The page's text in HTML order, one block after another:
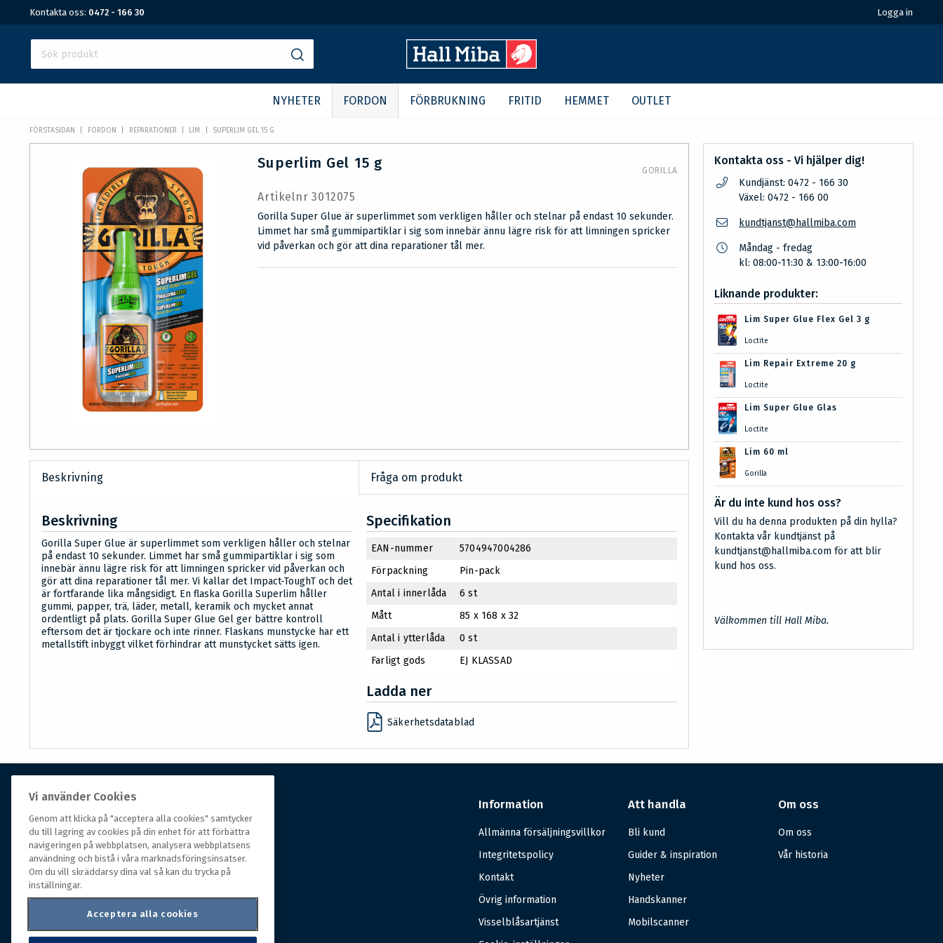
Kontakta oss: 0472 - 166 30 Logga in
NYHETER FORDON FÖRBRUKNING FRITID HEMMET OUTLET
FÖRSTASIDAN FORDON REPARATIONER LIM SUPERLIM GEL 15 G
Superlim Gel 15 g GORILLA
Artikelnr 3012075
Gorilla Super Glue är superlimmet som verkligen håller och stelnar på endast 10 sekunder.
Limmet har små gummipartiklar i sig som innebär ännu lägre risk för att limningen spricker
vid påverkan och gör att dina reparationer tål mer.
Beskrivning Fråga om produkt
Beskrivning
Gorilla Super Glue är superlimmet som verkligen håller och stelnar
på endast 10 sekunder. Limmet har små gummipartiklar i sig som
innebär ännu lägre risk för att limningen spricker vid påverkan och
gör att dina reparationer tål mer. Vi kallar det Impact-ToughT och det
är fortfarande lika mångsidigt. En flaska Gorilla Superlim håller
gummi, papper, trä, läder, metall, keramik och mycket annat
ordentligt på plats. Gorilla Super Glue Gel ger bättre kontroll
eftersom det är tjockare och inte rinner. Flaskans munstycke har ett
metallstift inbyggt vilket förhindrar att munstycket sätts igen.
Specifikation
EAN-nummer
5704947004286
Förpackning
Pin-pack
Antal i innerlåda
6 st
Mått
85 x 168 x 32
Antal i ytterlåda
0 st
Farligt gods
EJ KLASSAD
Ladda ner
Säkerhetsdatablad
Kontakta oss - Vi hjälper dig!
Kundjänst: 0472 - 166 30
Växel: 0472 - 166 00
kundtjanst@hallmiba.com
Måndag - fredag
kl: 08:00-11:30 & 13:00-16:00
Liknande produkter:
Lim Super Glue Flex Gel 3 g
Loctite
Lim Repair Extreme 20 g
Loctite
Lim Super Glue Glas
Loctite
Lim 60 ml
Gorilla
Är du inte kund hos oss?
Vill du ha denna produkten på din hylla?
Kontakta vår kundtjänst på
kundtjanst@hallmiba.com för att blir
kund hos oss.
Välkommen till Hall Miba.
Om Hall Miba
Hall Miba är grossisten som funnits på marknaden i
över 150 år. Från huvudkontoret i småländska Växjö
styrs hela organisationen, som erbjuder prisvärda
produkter till kunder i rörelse.
Information
Allmänna försäljningsvillkor
Integritetspolicy
Kontakt
Övrig information
Visselblåsartjänst
Att handla
Bli kund
Guider & inspiration
Nyheter
Handskanner
Mobilscanner
Om oss
Om oss
Vår historia
Vi använder Cookies
Genom att klicka på "acceptera alla cookies" samtycker
du till lagring av cookies på din enhet för att förbättra
navigeringen på webbplatsen, analysera webbplatsens
användning och bistå i våra marknadsföringsinsatser.
Om du vill skräddarsy dina val så kan du trycka på
inställningar.
Acceptera alla cookies